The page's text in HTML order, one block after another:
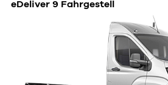
eDeliver 9 Fahrgestell